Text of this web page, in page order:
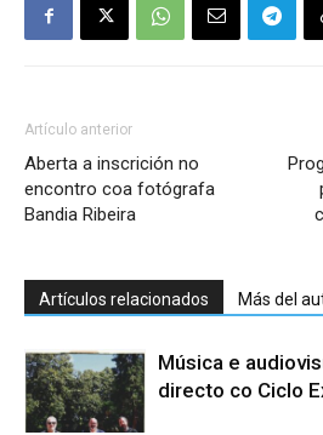
Artículo anterior
Aberta a inscrición no
encontro coa fotógrafa
Bandia Ribeira
Artículos relacionados Más del
Música e
directo co Ciclo